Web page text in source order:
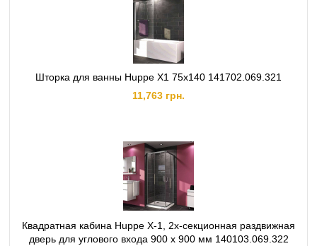
Шторка для ванны Huppe X1 75х140 141702.069.321
11,763 грн.
Квадратная кабина Huppe X-1, 2х‐секционная раздвижная
дверь для углового входа 900 х 900 мм 140103.069.322